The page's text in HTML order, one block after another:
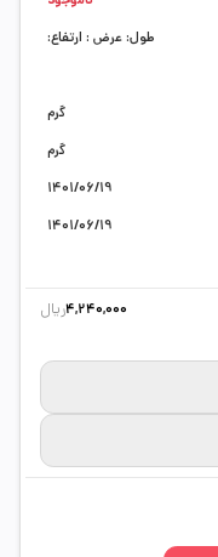
طول: عرض : ارتفاع:
گرم
گرم
1401/06/19
1401/06/19
4,240,000ریال